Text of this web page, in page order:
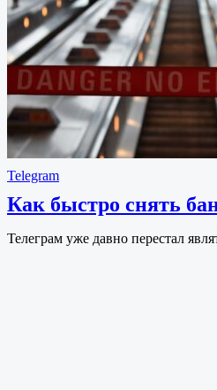
Telegram
Как быстро снять
Телеграм уже давно перестал